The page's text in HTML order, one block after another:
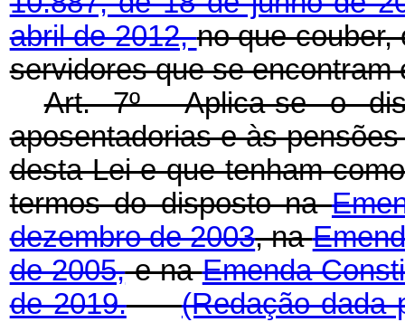
abril de 2012,no que couber,
servidores que se encontram
Art. 7º Aplica-se o
aposentadorias e às
desta Lei e que tenham
termos do disposto na
dezembro de 2003, na
de 2005,e naEmenda
de 2019.
(Redação dada